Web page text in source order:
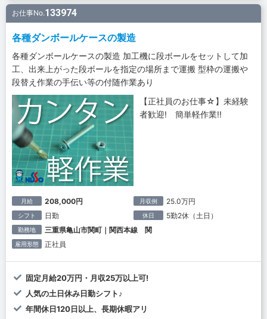
お仕事No.133974
各種ダンボールケースの製造
各種ダンボールケースの製造 加工機に段ボールをセットして加
工、出来上がった段ボールを指定の場所まで運搬 型枠の運搬や
段替え作業の手伝い等の付随作業あり
【正社員のお仕事☆】未経験
者歓迎! 簡単軽作業!!
月給 208,000円 月収例 25.0万円
シフト 日勤 休日 5勤2休（土日）
勤務地 三重県亀山市関町｜関西本線 関
雇用形態 正社員
固定月給20万円・月収25万以上可!
人気の土日休み日勤シフト♪
年間休日120日以上、長期休暇アリ